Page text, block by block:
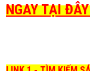
NGAY TẠI